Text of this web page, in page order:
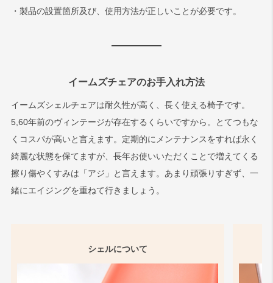
・製品の設置箇所及び、使用方法が正しいことが必要です。
イームズチェアのお手入れ方法
イームズシェルチェアは耐久性が高く、長く使える椅子です。
5,60年前のヴィンテージが存在するくらいですから。とてつもな
くコスパが高いと言えます。定期的にメンテナンスをすれば永く
綺麗な状態を保てますが、長年お使いいただくことで増えてくる
擦り傷やくすみは「アジ」と言えます。あまり頑張りすぎず、一
緒にエイジングを重ねて行きましょう。
シェルについて